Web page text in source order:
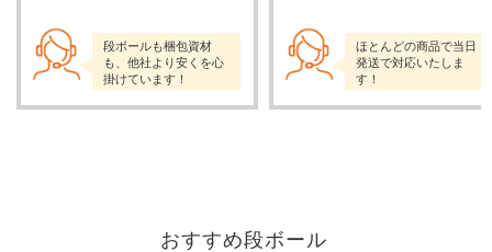
段ボールも梱包資材
も、他社より安くを心
掛けています！
ほとんどの商品で当日
発送で対応いたしま
す！
おすすめ段ボール